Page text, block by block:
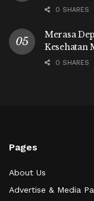
0 SHARES
Merasa
Kesehatan
0 SHARES
Pages
About Us
Advertise & Media